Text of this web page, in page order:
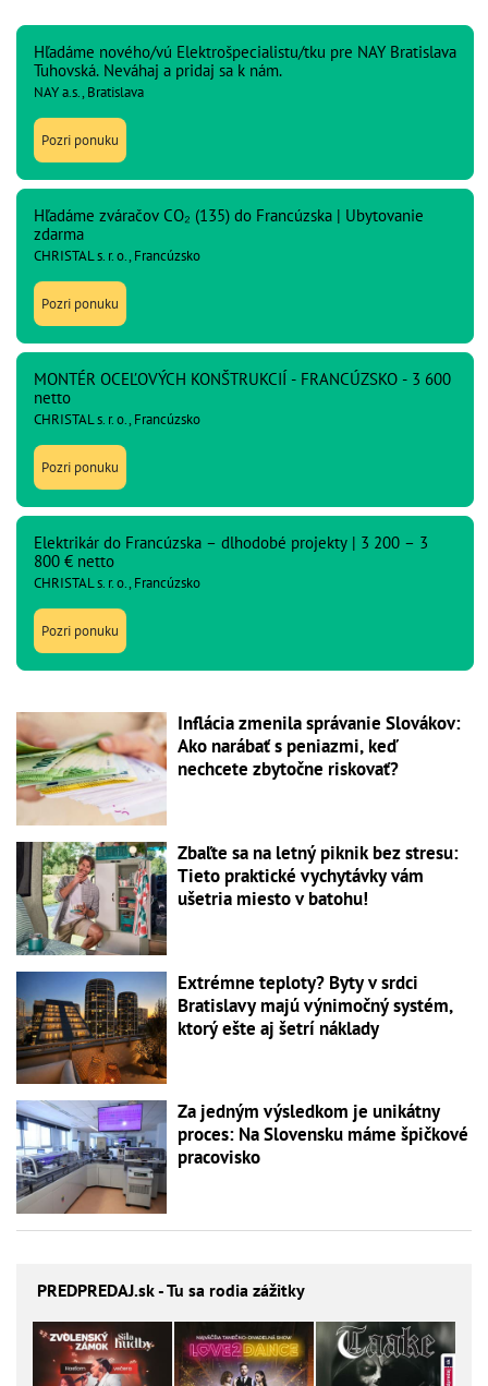
Hľadáme nového/vú Elektrošpecialistu/tku pre NAY Bratislava
Tuhovská. Neváhaj a pridaj sa k nám.
NAY a.s., Bratislava
Pozri ponuku
Hľadáme zváračov CO₂ (135) do Francúzska | Ubytovanie
zdarma
CHRISTAL s. r. o., Francúzsko
Pozri ponuku
MONTÉR OCEĽOVÝCH KONŠTRUKCIÍ - FRANCÚZSKO - 3 600
netto
CHRISTAL s. r. o., Francúzsko
Pozri ponuku
Elektrikár do Francúzska – dlhodobé projekty | 3 200 – 3
800 € netto
CHRISTAL s. r. o., Francúzsko
Pozri ponuku
Inflácia zmenila správanie Slovákov:
Ako narábať s peniazmi, keď
nechcete zbytočne riskovať?
Zbaľte sa na letný piknik bez stresu:
Tieto praktické vychytávky vám
ušetria miesto v batohu!
Extrémne teploty? Byty v srdci
Bratislavy majú výnimočný systém,
ktorý ešte aj šetrí náklady
Za jedným výsledkom je unikátny
proces: Na Slovensku máme špičkové
pracovisko
PREDPREDAJ.sk - Tu sa rodia zážitky